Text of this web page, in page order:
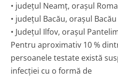
• județul Neamț, orașul
• județul Bacău, orașul Bacău
• Județul Ilfov, orașul
Pentru aproximativ 10 %
persoanele testate există
infecției cu o formă de